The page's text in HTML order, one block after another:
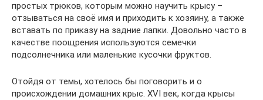
простых трюков, которым можно научить крысу –
отзываться на своё имя и приходить к хозяину, а также
вставать по приказу на задние лапки. Довольно часто в
качестве поощрения используются семечки
подсолнечника или маленькие кусочки фруктов.
Отойдя от темы, хотелось бы поговорить и о
происхождении домашних крыс. XVI век, когда крысы